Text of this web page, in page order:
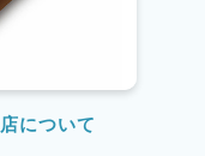
について